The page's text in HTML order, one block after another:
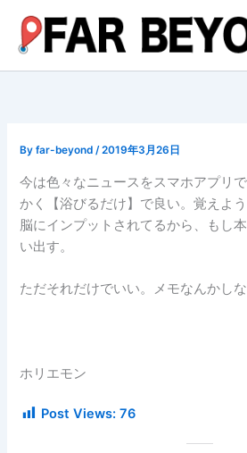
ス
Byfar-beyond/2019年3月26日
今は色々なニュースをスマホアプリ
かく【浴びるだけ】で良い。覚えよ
脳にインプットされてるから、もし
い出す。
ただそれだけでいい。メモなんかしな
ホリエモン
Post Views: 76